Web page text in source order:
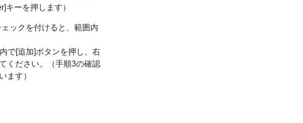
ーを押します）
ックを付けると、範囲内
で[追加]ボタンを押し、右
ください。（手順3の確認
ます）